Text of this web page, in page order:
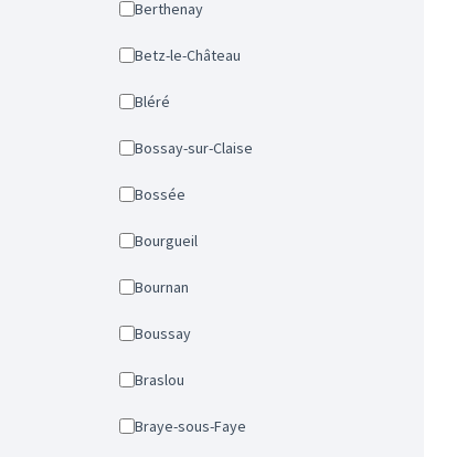
Berthenay
Betz-le-Château
Bléré
Bossay-sur-Claise
Bossée
Bourgueil
Bournan
Boussay
Braslou
Braye-sous-Faye